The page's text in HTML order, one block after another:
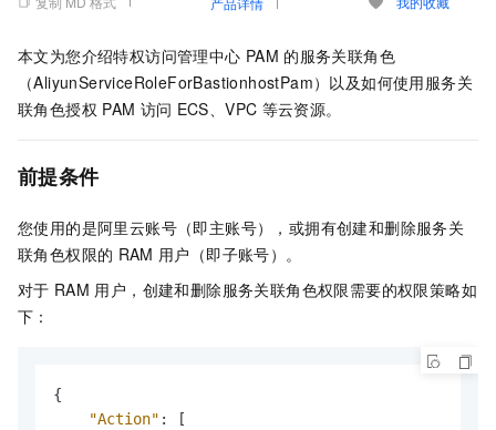
本文为您介绍特权访问管理中心 PAM 的服务关联角色
（AliyunServiceRoleForBastionhostPam）以及如何使用服务关
联角色授权 PAM 访问 ECS、VPC 等云资源。
前提条件
您使用的是阿里云账号（即主账号），或拥有创建和删除服务关
联角色权限的 RAM 用户（即子账号）。
对于 RAM 用户，创建和删除服务关联角色权限需要的权限策略如
下：
{
"Action" :
[